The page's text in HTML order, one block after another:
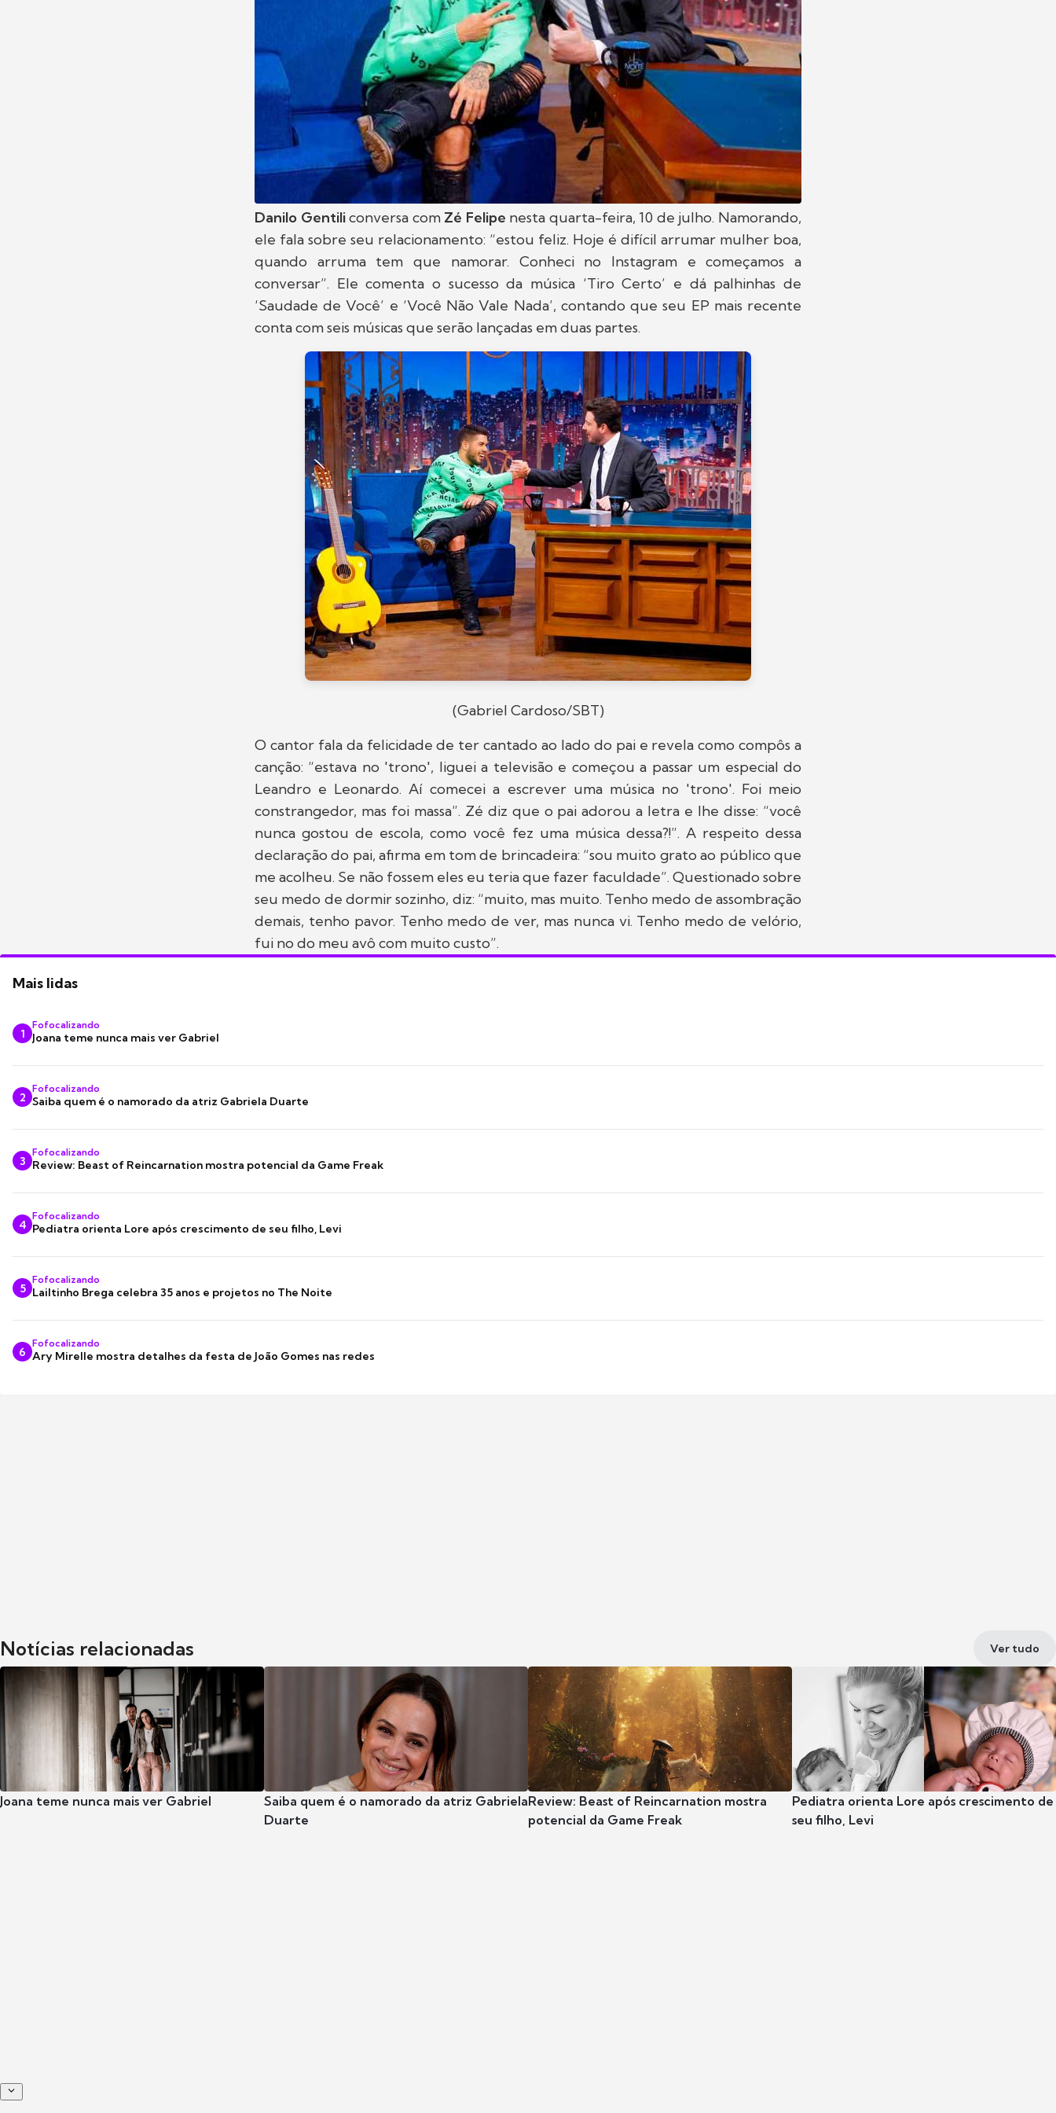
Danilo Gentiliconversa com Zé Felipe nesta quarta-feira, 10 de julho. Namorando,
ele fala sobre seu relacionamento: “estou feliz. Hoje é difícil arrumar mulher boa,
quando arruma tem que namorar. Conheci no Instagram e começamos a
conversar”. Ele comenta o sucesso da música ‘Tiro Certo’ e dá palhinhas de
‘Saudade de Você’ e ‘Você Não Vale Nada’, contando que seu EP mais recente
conta com seis músicas que serão lançadas em duas partes.
(Gabriel Cardoso/SBT)
O cantor fala da felicidade de ter cantado ao lado do pai e revela como compôs a
canção: “estava no 'trono', liguei a televisão e começou a passar um especial do
Leandro e Leonardo. Aí comecei a escrever uma música no 'trono'. Foi meio
constrangedor, mas foi massa”. Zé diz que o pai adorou a letra e lhe disse: “você
nunca gostou de escola, como você fez uma música dessa?!”. A respeito dessa
declaração do pai, afirma em tom de brincadeira: “sou muito grato ao público que
me acolheu. Se não fossem eles eu teria que fazer faculdade”. Questionado sobre
seu medo de dormir sozinho, diz: “muito, mas muito. Tenho medo de assombração
demais, tenho pavor. Tenho medo de ver, mas nunca vi. Tenho medo de velório,
fui no do meu avô com muito custo”.
Mais lidas
1
Fofocalizando
Joana teme nunca mais ver Gabriel
2
Fofocalizando
Saiba quem é o namorado da atriz Gabriela Duarte
3
Fofocalizando
Review: Beast of Reincarnation mostra potencial da Game Freak
4
Fofocalizando
Pediatra orienta Lore após crescimento de seu filho, Levi
5
Fofocalizando
Lailtinho Brega celebra 35 anos e projetos no The Noite
6
Fofocalizando
Ary Mirelle mostra detalhes da festa de João Gomes nas redes
Notícias relacionadas Ver tudo
Joana teme nunca mais ver Gabriel
Saiba quem é o namorado da atriz Gabriela
Duarte
Review: Beast of Reincarnation mostra
potencial da Game Freak
Pediatra orienta Lore após crescimento de
seu filho, Levi